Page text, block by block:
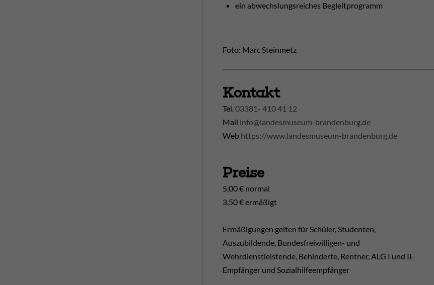
ein abwechslungsreiches Begleitprogramm
Foto: Marc Steinmetz
Kontakt
Tel.03381- 410 41 12
Mail info@landesmuseum-brandenburg.de
Web https://www.landesmuseum-brandenburg.de
Preise
5,00 € normal
3,50 € ermäßigt
Ermäßigungen gelten für Schüler, Studenten,
Auszubildende, Bundesfreiwilligen- und
Wehrdienstleistende, Behinderte, Rentner, ALG I und II-
Empfänger und Sozialhilfeempfänger